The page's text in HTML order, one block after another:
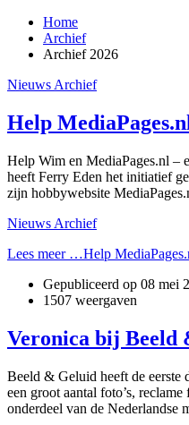
Home
Archief
Archief 2026
Nieuws Archief
Help
Help Wim en MediaPages.nl –
heeft Ferry Eden het initiatief
zijn hobbywebsite
Nieuws Archief
Lees meer …Help
Gepubliceerd op 08 mei
1507 weergaven
Veronica bij Beeld
Beeld & Geluid heeft de eerste
een groot aantal foto’s,
onderdeel van de Nederlandse